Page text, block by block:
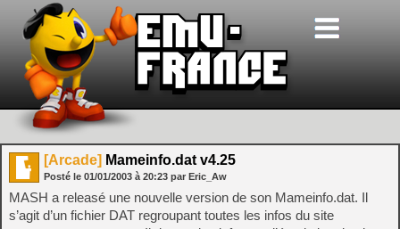
[Arcade] Mameinfo.dat v4.25
Posté le 01/01/2003 à 20:23 par Eric_Aw
MASH a releasé une nouvelle version de son Mameinfo.dat. Il
s’agit d’un fichier DAT regroupant toutes les infos du site